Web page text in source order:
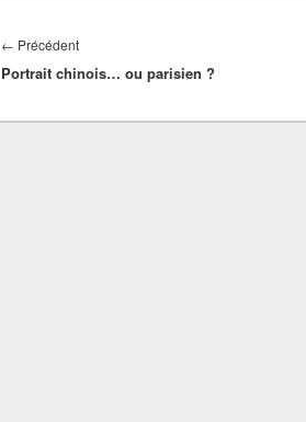
de
l’article
← PrécédentArticle
précédent :
Portrait chinois… ou parisien ?